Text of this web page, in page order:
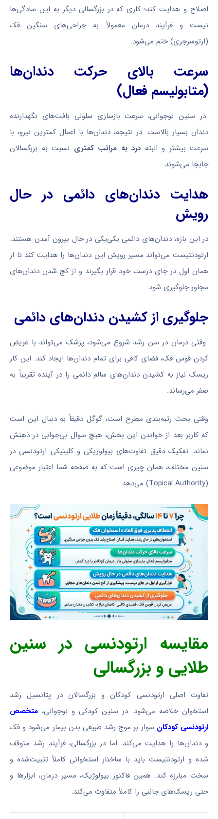
اصلاح و هدایت کند؛ کاری که در بزرگسالی دیگر به این سادگی‌ها
نیست و فرآیند درمان معمولاً به جراحی‌های سنگین فک
(ارتوسرجری) ختم می‌شود.
سرعت بالای حرکت دندان‌ها
(متابولیسم فعال)
در سنین نوجوانی، سرعت بازسازی سلولی بافت‌های نگهدارنده
دندان بسیار بالاست. در نتیجه، دندان‌ها با اعمال کمترین نیرو، با
سرعت بیشتر و البته درد به مراتب کمتری نسبت به بزرگسالان
جابجا می‌شوند.
هدایت دندان‌های دائمی در حال
رویش
در این بازه، دندان‌های دائمی یکی‌یکی در حال بیرون آمدن هستند.
ارتودنتیست می‌تواند مسیر رویش این دندان‌ها را هدایت کند تا از
همان اول در جای درست خود قرار بگیرند و از کج شدن دندان‌های
مجاور جلوگیری شود.
جلوگیری از کشیدن دندان‌های دائمی
وقتی درمان در سن رشد شروع می‌شود، پزشک می‌تواند با عریض
کردن قوس فک، فضای کافی برای تمام دندان‌ها ایجاد کند. این کار
ریسک نیاز به کشیدن دندان‌های سالم دائمی را در آینده تقریباً به
صفر می‌رساند.
وقتی بحث رتبه‌بندی مطرح است، گوگل دقیقاً به دنبال این است
که کاربر بعد از خواندن این بخش، هیچ سوال بی‌جوابی در ذهنش
نماند. تفکیک دقیق تفاوت‌های بیولوژیکی و کلینیکی ارتودنسی در
سنین مختلف، همان چیزی است که به صفحه شما اعتبار موضوعی
(Topical Authority) می‌دهد.
مقایسه ارتودنسی در سنین
طلایی و بزرگسالی
تفاوت اصلی ارتودنسی کودکان و بزرگسالان در پتانسیل رشد
استخوان خلاصه می‌شود. در سنین کودکی و نوجوانی، متخصص
ارتودنسی کودکان سوار بر موج رشد طبیعی بدن بیمار می‌شود و فک
و دندان‌ها را هدایت می‌کند. اما در بزرگسالی، فرآیند رشد متوقف
شده و ارتودنتیست باید با ساختار استخوانی کاملاً تثبیت‌شده و
سخت مبارزه کند. همین فاکتور بیولوژیک، مسیر درمان، ابزارها و
حتی ریسک‌های جانبی را کاملاً متفاوت می‌کند.